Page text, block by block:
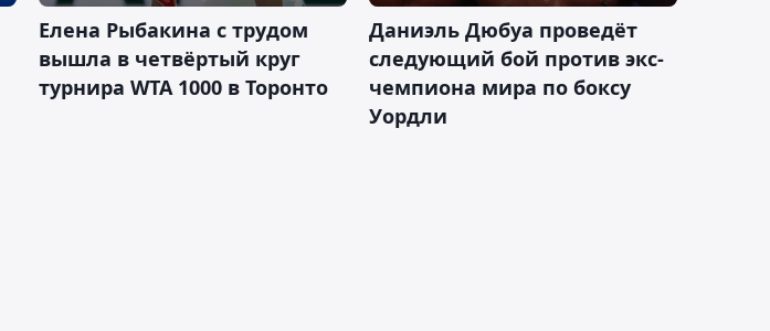
Елена Рыбакина с трудом
вышла в четвёртый круг
турнира WTA 1000 в Торонто
Даниэль Дюбуа проведёт
следующий бой против экс-
чемпиона мира по боксу
Уордли